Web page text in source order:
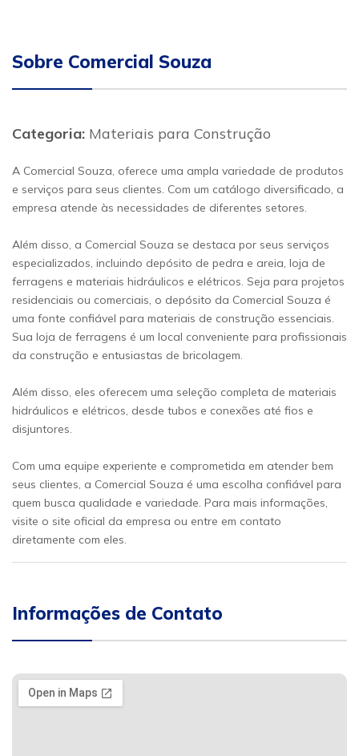
Sobre Comercial Souza
Categoria: Materiais para Construção
A Comercial Souza, oferece uma ampla variedade de produtos
e serviços para seus clientes. Com um catálogo diversificado, a
empresa atende às necessidades de diferentes setores.
Além disso, a Comercial Souza se destaca por seus serviços
especializados, incluindo depósito de pedra e areia, loja de
ferragens e materiais hidráulicos e elétricos. Seja para projetos
residenciais ou comerciais, o depósito da Comercial Souza é
uma fonte confiável para materiais de construção essenciais.
Sua loja de ferragens é um local conveniente para profissionais
da construção e entusiastas de bricolagem.
Além disso, eles oferecem uma seleção completa de materiais
hidráulicos e elétricos, desde tubos e conexões até fios e
disjuntores.
Com uma equipe experiente e comprometida em atender bem
seus clientes, a Comercial Souza é uma escolha confiável para
quem busca qualidade e variedade. Para mais informações,
visite o site oficial da empresa ou entre em contato
diretamente com eles.
Informações de Contato